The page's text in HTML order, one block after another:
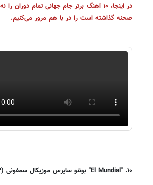
در اینجا، ۱۰ آهنگ برتر جام جهانی تمام
صحنه گذاشته است را در با هم مرور می‌کنیم.
۱۰. "El Mundial" بوئنو سایرس موزیکال سمفونی (۱۹۸۲)